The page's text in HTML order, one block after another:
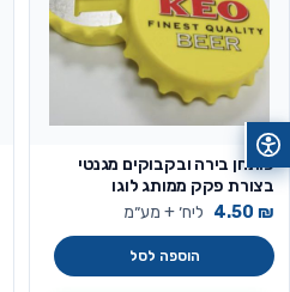
פותחן בירה ובקבוקים מגנטי
בצורת פקק ממותג לוגו
4.50 ₪ ליח׳ + מע״מ
הוספה לסל